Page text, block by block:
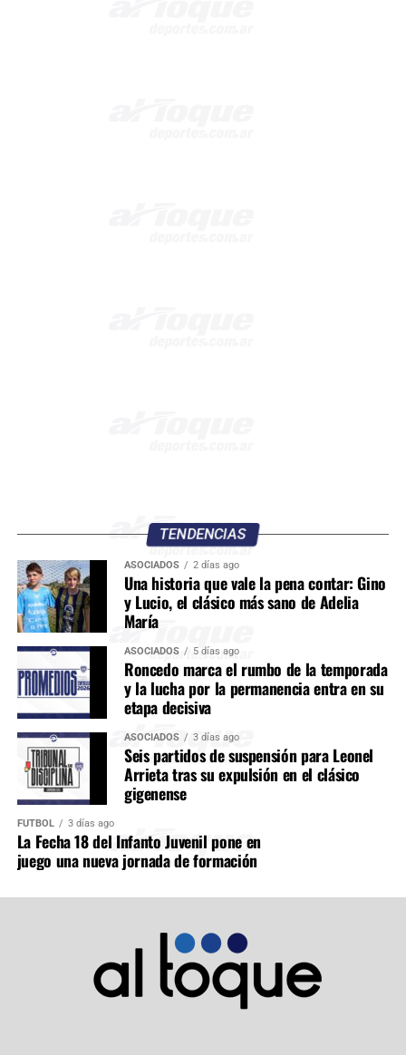
TENDENCIAS
ASOCIADOS 2 días ago
Una historia que vale la pena contar: Gino
y Lucio, el clásico más sano de Adelia
María
ASOCIADOS 5 días ago
Roncedo marca el rumbo de la temporada
y la lucha por la permanencia entra en su
etapa decisiva
ASOCIADOS 3 días ago
Seis partidos de suspensión para Leonel
Arrieta tras su expulsión en el clásico
gigenense
FÚTBOL 3 días ago
La Fecha 18 del Infanto Juvenil pone en
juego una nueva jornada de formación